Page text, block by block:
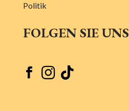
Politik
FOLGEN SIE UNS
  